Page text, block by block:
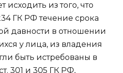
исходить из того, что
ГК РФ течение срока
давности в отношении
у лица, из владения
быть истребованы в
301 и 305 ГК РФ,